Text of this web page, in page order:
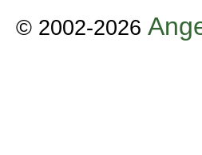
© 2002-2026